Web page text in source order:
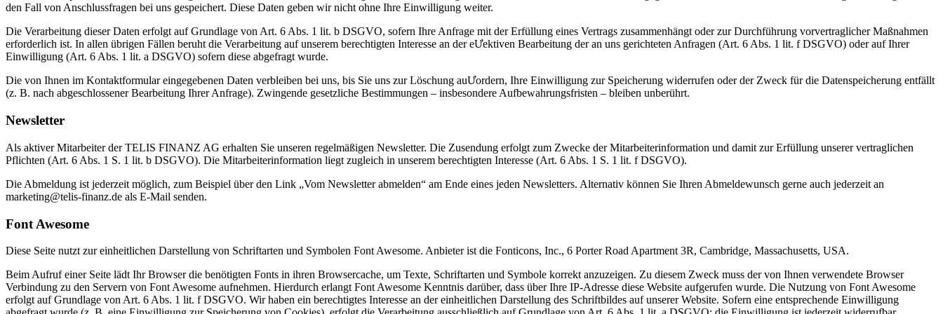
den Fall von Anschlussfragen bei uns gespeichert. Diese Daten geben wir nicht ohne Ihre Einwilligung weiter.
Die Verarbeitung dieser Daten erfolgt auf Grundlage von Art. 6 Abs. 1 lit. b DSGVO, sofern Ihre Anfrage mit der Erfüllung eines Vertrags zusammenhängt oder zur Durchführung vorvertraglicher Maßnahmen
erforderlich ist. In allen übrigen Fällen beruht die Verarbeitung auf unserem berechtigten Interesse an der eƯektiven Bearbeitung der an uns gerichteten Anfragen (Art. 6 Abs. 1 lit. f DSGVO) oder auf Ihrer
Einwilligung (Art. 6 Abs. 1 lit. a DSGVO) sofern diese abgefragt wurde.
Die von Ihnen im Kontaktformular eingegebenen Daten verbleiben bei uns, bis Sie uns zur Löschung auƯordern, Ihre Einwilligung zur Speicherung widerrufen oder der Zweck für die Datenspeicherung entfällt
(z. B. nach abgeschlossener Bearbeitung Ihrer Anfrage). Zwingende gesetzliche Bestimmungen – insbesondere Aufbewahrungsfristen – bleiben unberührt.
Newsletter
Als aktiver Mitarbeiter der TELIS FINANZ AG erhalten Sie unseren regelmäßigen Newsletter. Die Zusendung erfolgt zum Zwecke der Mitarbeiterinformation und damit zur Erfüllung unserer vertraglichen
Pflichten (Art. 6 Abs. 1 S. 1 lit. b DSGVO). Die Mitarbeiterinformation liegt zugleich in unserem berechtigten Interesse (Art. 6 Abs. 1 S. 1 lit. f DSGVO).
Die Abmeldung ist jederzeit möglich, zum Beispiel über den Link „Vom Newsletter abmelden“ am Ende eines jeden Newsletters. Alternativ können Sie Ihren Abmeldewunsch gerne auch jederzeit an
marketing@telis-finanz.de als E-Mail senden.
Font Awesome
Diese Seite nutzt zur einheitlichen Darstellung von Schriftarten und Symbolen Font Awesome. Anbieter ist die Fonticons, Inc., 6 Porter Road Apartment 3R, Cambridge, Massachusetts, USA.
Beim Aufruf einer Seite lädt Ihr Browser die benötigten Fonts in ihren Browsercache, um Texte, Schriftarten und Symbole korrekt anzuzeigen. Zu diesem Zweck muss der von Ihnen verwendete Browser
Verbindung zu den Servern von Font Awesome aufnehmen. Hierdurch erlangt Font Awesome Kenntnis darüber, dass über Ihre IP-Adresse diese Website aufgerufen wurde. Die Nutzung von Font Awesome
erfolgt auf Grundlage von Art. 6 Abs. 1 lit. f DSGVO. Wir haben ein berechtigtes Interesse an der einheitlichen Darstellung des Schriftbildes auf unserer Website. Sofern eine entsprechende Einwilligung